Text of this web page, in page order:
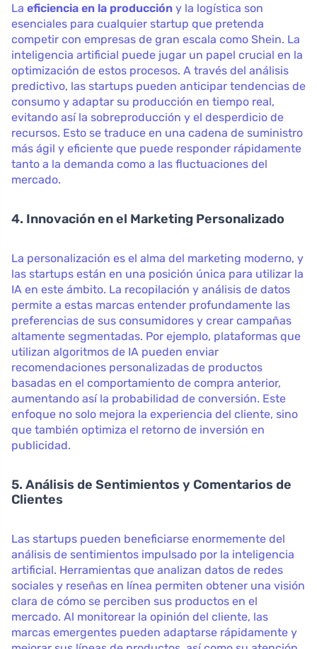
La eficiencia en la producción y la logística son
esenciales para cualquier startup que pretenda
competir con empresas de gran escala como Shein. La
inteligencia artificial puede jugar un papel crucial en la
optimización de estos procesos. A través del análisis
predictivo, las startups pueden anticipar tendencias de
consumo y adaptar su producción en tiempo real,
evitando así la sobreproducción y el desperdicio de
recursos. Esto se traduce en una cadena de suministro
más ágil y eficiente que puede responder rápidamente
tanto a la demanda como a las fluctuaciones del
mercado.
4. Innovación en el Marketing Personalizado
La personalización es el alma del marketing moderno, y
las startups están en una posición única para utilizar la
IA en este ámbito. La recopilación y análisis de datos
permite a estas marcas entender profundamente las
preferencias de sus consumidores y crear campañas
altamente segmentadas. Por ejemplo, plataformas que
utilizan algoritmos de IA pueden enviar
recomendaciones personalizadas de productos
basadas en el comportamiento de compra anterior,
aumentando así la probabilidad de conversión. Este
enfoque no solo mejora la experiencia del cliente, sino
que también optimiza el retorno de inversión en
publicidad.
5. Análisis de Sentimientos y Comentarios de
Clientes
Las startups pueden beneficiarse enormemente del
análisis de sentimientos impulsado por la inteligencia
artificial. Herramientas que analizan datos de redes
sociales y reseñas en línea permiten obtener una visión
clara de cómo se perciben sus productos en el
mercado. Al monitorear la opinión del cliente, las
marcas emergentes pueden adaptarse rápidamente y